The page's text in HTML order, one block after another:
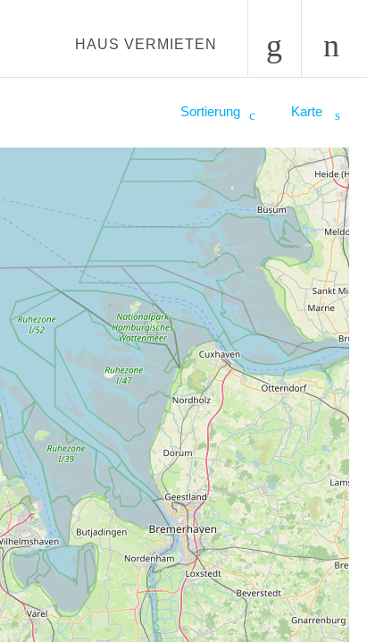
HAUS VERMIETEN
Karte
Sortierung